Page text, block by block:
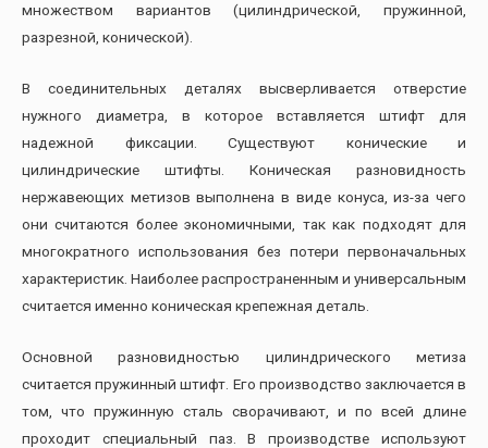
множеством вариантов (цилиндрической, пружинной,
разрезной, конической).
В соединительных деталях высверливается отверстие
нужного диаметра, в которое вставляется штифт для
надежной фиксации. Существуют конические и
цилиндрические штифты. Коническая разновидность
нержавеющих метизов выполнена в виде конуса, из-за чего
они считаются более экономичными, так как подходят для
многократного использования без потери первоначальных
характеристик. Наиболее распространенным и универсальным
считается именно коническая крепежная деталь.
Основной разновидностью цилиндрического метиза
считается пружинный штифт. Его производство заключается в
том, что пружинную сталь сворачивают, и по всей длине
проходит специальный паз. В производстве используют